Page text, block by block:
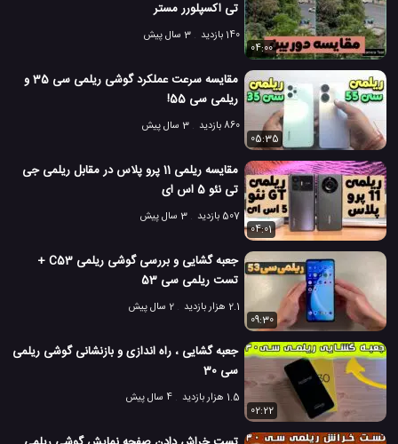
# معرفی لپ تاپ ریلمی بوک # موبایل جدید ریلمی
97 بازدید
5 سال پیش
تی اکسپلورر مستر
140 بازدید
3 سال پیش
04:00
مقایسه سرعت عملکرد گوشی ریلمی سی 35 و
ریلمی سی 55!
860 بازدید
3 سال پیش
05:35
مقایسه ریلمی 11 پرو پلاس در مقابل ریلمی جی
تی نئو 5 اس ای
507 بازدید
3 سال پیش
04:01
جعبه گشایی و بررسی گوشی ریلمی C53 +
تست ریلمی سی 53
2.1 هزار بازدید
2 سال پیش
09:30
جعبه گشایی ، راه اندازی و بازنشانی گوشی ریلمی
سی 30
1.5 هزار بازدید
4 سال پیش
02:22